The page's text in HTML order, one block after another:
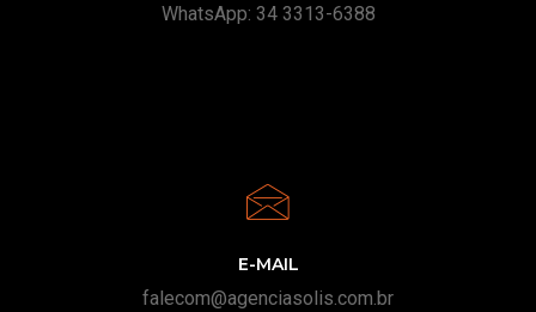
WhatsApp: 34 3313-6388
E-MAIL
falecom@agenciasolis.com.br